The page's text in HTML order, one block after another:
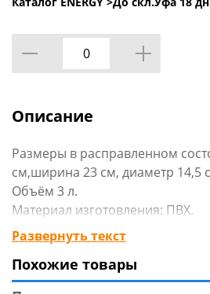
Описание
Размеры в расправленном
см,ширина 23 см, диаметр 14,5
Объём 3 л.
Материал изготовления: ПВХ.
Гермомешок (гермовкладыш).
использоваться как
вкладыш в рюкзак (помещаются
после этого туда укладывать
Развернуть текст
Похожие товары